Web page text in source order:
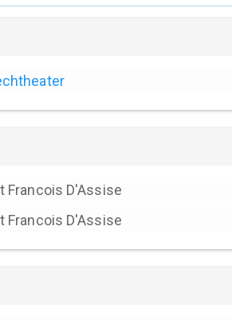
Francois D'Assise
Francois D'Assise